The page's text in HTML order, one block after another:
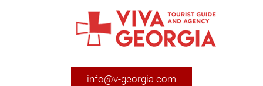
info@v-georgia.com